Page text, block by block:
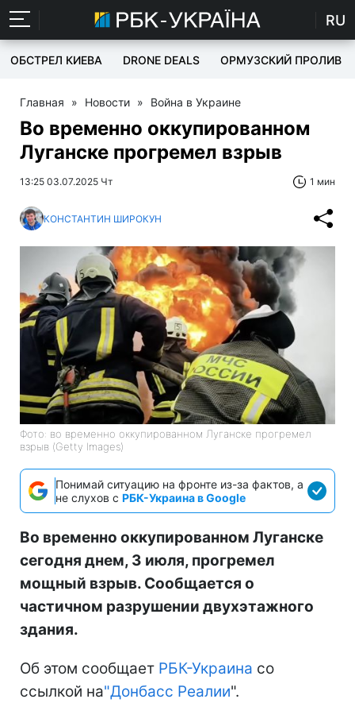
RU
ОБСТРЕЛ КИЕВА DRONE DEALS ОРМУЗСКИЙ ПРОЛИВ
Главная » Новости » Война в Украине
Во временно оккупированном
Луганске прогремел взрыв
13:25 03.07.2025 Чт 1 мин
КОНСТАНТИН ШИРОКУН
Фото: во временно оккупированном Луганске прогремел
взрыв (Getty Images)
Понимай ситуацию на фронте из-за фактов, а
не слухов с РБК-Украина в Google
Во временно оккупированном Луганске
сегодня днем, 3 июля, прогремел
мощный взрыв. Сообщается о
частичном разрушении двухэтажного
здания.
Об этом сообщает РБК-Украина со
ссылкой на"Донбасс Реалии".